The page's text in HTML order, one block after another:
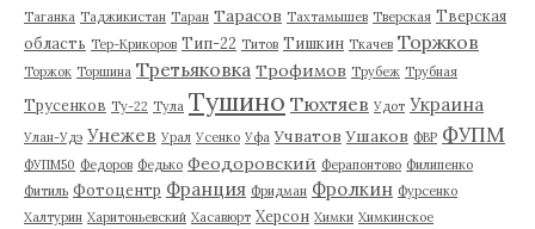
Таганка Таджикистан Таран Тарасов Тахтамышев Тверская Тверская
область Тер-Крикоров Тип-22 Титов Тишкин Ткачев Торжков
Торжок Торшина Третьяковка Трофимов Трубеж Трубная
Трусенков Ту-22 Тула Тушино Тюхтяев Удот Украина
Улан-Удэ Унежев Урал Усенко Уфа Учватов Ушаков ФВР ФУПМ
ФУПМ50 Федоров Федько Феодоровский Ферапонтово Филипенко
Фитиль Фотоцентр Франция Фридман Фролкин Фурсенко
Халтурин Харитоньевский Хасавюрт Херсон Химки Химкинское